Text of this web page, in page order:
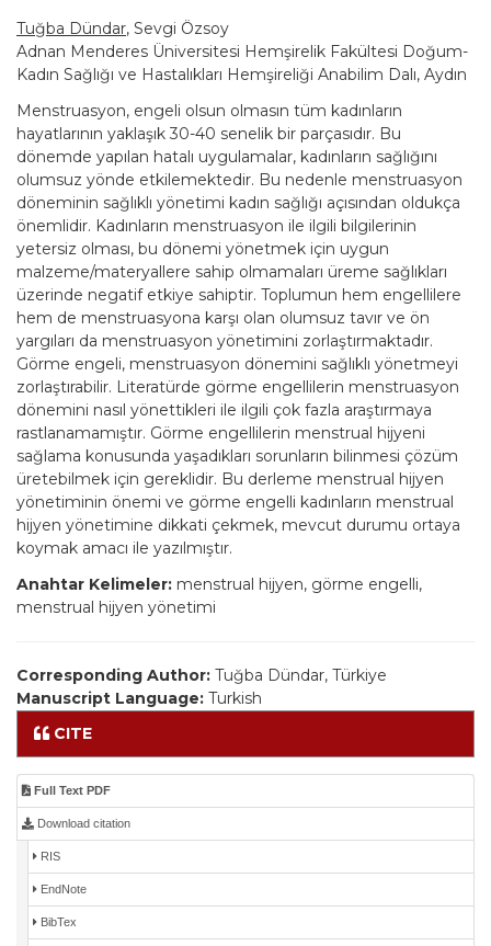
Tuğba Dündar, Sevgi Özsoy
Adnan Menderes Üniversitesi Hemşirelik Fakültesi Doğum-
Kadın Sağlığı ve Hastalıkları Hemşireliği Anabilim Dalı, Aydın
Menstruasyon, engeli olsun olmasın tüm kadınların
hayatlarının yaklaşık 30-40 senelik bir parçasıdır. Bu
dönemde yapılan hatalı uygulamalar, kadınların sağlığını
olumsuz yönde etkilemektedir. Bu nedenle menstruasyon
döneminin sağlıklı yönetimi kadın sağlığı açısından oldukça
önemlidir. Kadınların menstruasyon ile ilgili bilgilerinin
yetersiz olması, bu dönemi yönetmek için uygun
malzeme/materyallere sahip olmamaları üreme sağlıkları
üzerinde negatif etkiye sahiptir. Toplumun hem engellilere
hem de menstruasyona karşı olan olumsuz tavır ve ön
yargıları da menstruasyon yönetimini zorlaştırmaktadır.
Görme engeli, menstruasyon dönemini sağlıklı yönetmeyi
zorlaştırabilir. Literatürde görme engellilerin menstruasyon
dönemini nasıl yönettikleri ile ilgili çok fazla araştırmaya
rastlanamamıştır. Görme engellilerin menstrual hijyeni
sağlama konusunda yaşadıkları sorunların bilinmesi çözüm
üretebilmek için gereklidir. Bu derleme menstrual hijyen
yönetiminin önemi ve görme engelli kadınların menstrual
hijyen yönetimine dikkati çekmek, mevcut durumu ortaya
koymak amacı ile yazılmıştır.
Anahtar Kelimeler: menstrual hijyen, görme engelli,
menstrual hijyen yönetimi
Corresponding Author: Tuğba Dündar, Türkiye
Manuscript Language: Turkish
CITE
Full Text PDF
Download citation
RIS
EndNote
BibTex